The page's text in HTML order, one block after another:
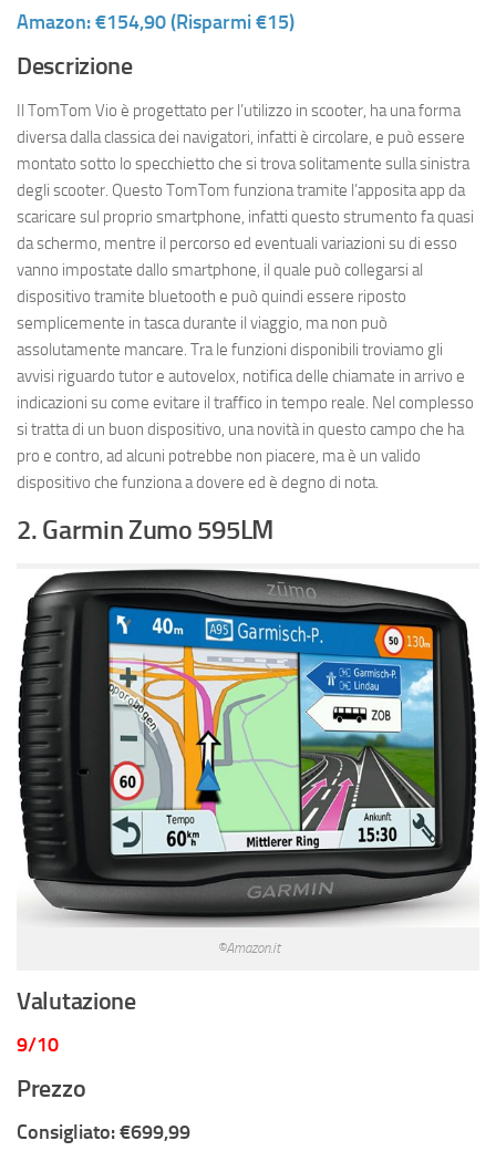
Amazon: €154,90 (Risparmi €15)
Descrizione
Il TomTom Vio è progettato per l’utilizzo in scooter, ha una forma
diversa dalla classica dei navigatori, infatti è circolare, e può essere
montato sotto lo specchietto che si trova solitamente sulla sinistra
degli scooter. Questo TomTom funziona tramite l’apposita app da
scaricare sul proprio smartphone, infatti questo strumento fa quasi
da schermo, mentre il percorso ed eventuali variazioni su di esso
vanno impostate dallo smartphone, il quale può collegarsi al
dispositivo tramite bluetooth e può quindi essere riposto
semplicemente in tasca durante il viaggio, ma non può
assolutamente mancare. Tra le funzioni disponibili troviamo gli
avvisi riguardo tutor e autovelox, notifica delle chiamate in arrivo e
indicazioni su come evitare il traffico in tempo reale. Nel complesso
si tratta di un buon dispositivo, una novità in questo campo che ha
pro e contro, ad alcuni potrebbe non piacere, ma è un valido
dispositivo che funziona a dovere ed è degno di nota.
2. Garmin Zumo 595LM
©Amazon.it
Valutazione
9/10
Prezzo
Consigliato: €699,99